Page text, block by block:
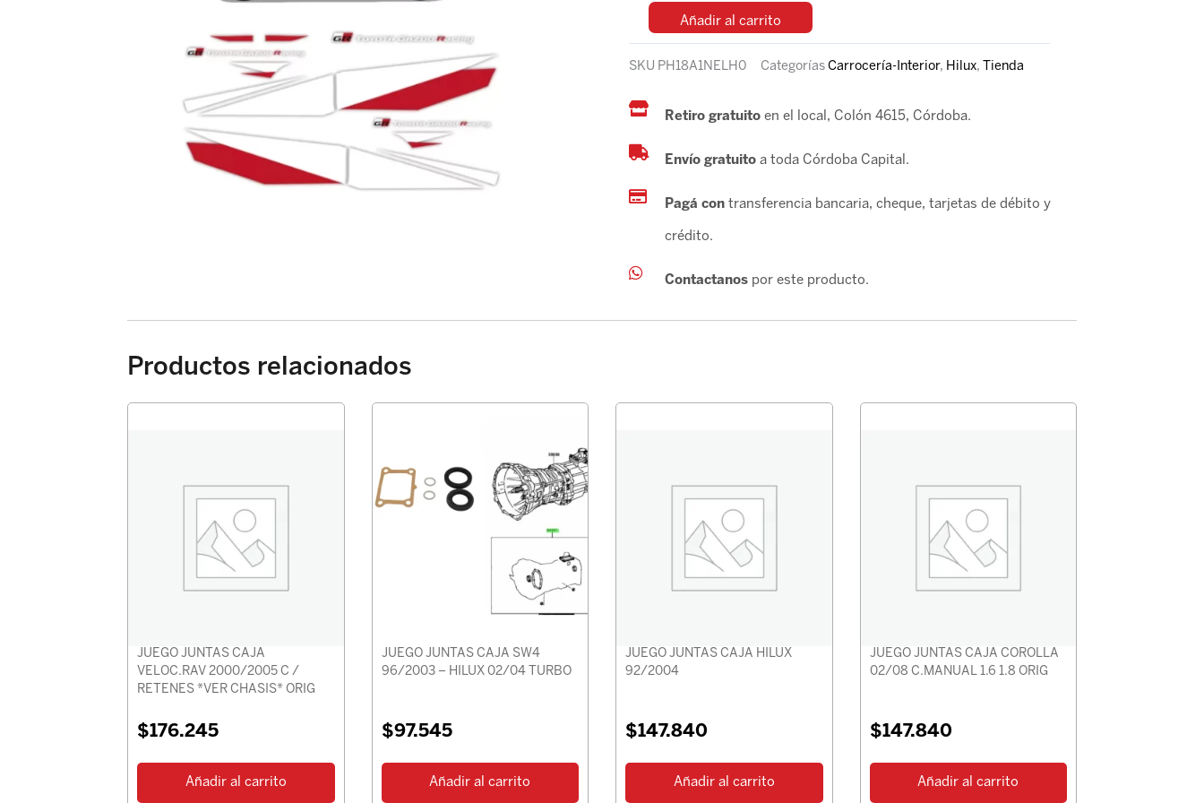
Añadir al carrito
SKU PH18A1NELH0 Categorías Carrocería-Interior, Hilux, Tienda
Retiro gratuito en el local, Colón 4615, Córdoba.
Envío gratuitoa toda Córdoba Capital.
Pagá contransferencia bancaria, cheque, tarjetas de débito y
crédito.
Contactanospor este producto.
Productos relacionados
JUEGO JUNTAS CAJA
VELOC.RAV 2000/2005 C /
RETENES *VER CHASIS* ORIG
$176.245
Añadir al carrito
JUEGO JUNTAS CAJA SW4
96/2003 – HILUX 02/04 TURBO
$97.545
Añadir al carrito
JUEGO JUNTAS CAJA HILUX
92/2004
$147.840
Añadir al carrito
JUEGO JUNTAS CAJA COROLLA
02/08 C.MANUAL 1.6 1.8 ORIG
$147.840
Añadir al carrito